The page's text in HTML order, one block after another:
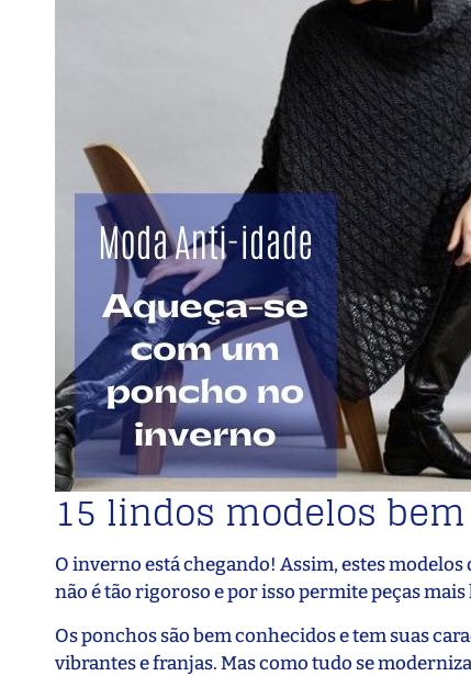
15 lindos modelos
O inverno está chegando! Assim, estes
não é tão rigoroso e por isso permite peças mais
Os ponchos são bem conhecidos e tem suas
vibrantes e franjas. Mas como tudo se